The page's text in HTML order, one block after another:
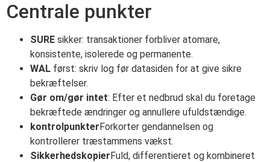
Centrale punkter
SURE sikker: transaktioner forbliver atomare,
konsistente, isolerede og permanente.
WAL først: skriv log før datasiden for at give sikre
bekræftelser.
Gør om/gør intet: Efter et nedbrud skal du foretage
bekræftede ændringer og annullere ufuldstændige.
kontrolpunkterForkorter gendannelsen og
kontrollerer træstammens vækst.
SikkerhedskopierFuld, differentieret og kombineret